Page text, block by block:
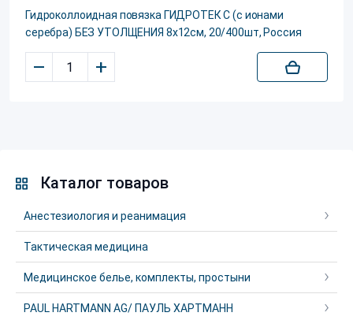
Гидроколлоидная повязка ГИДРОТЕК C (с ионами
серебра) БЕЗ УТОЛЩЕНИЯ 8x12см, 20/400шт, Россия
– +
Каталог товаров
Анестезиология и реанимация
Тактическая медицина
Медицинское белье, комплекты, простыни
PAUL HARTMANN AG/ ПАУЛЬ ХАРТМАНН